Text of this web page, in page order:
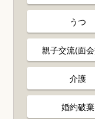
うつ
親子交流(面
介護
婚約破棄